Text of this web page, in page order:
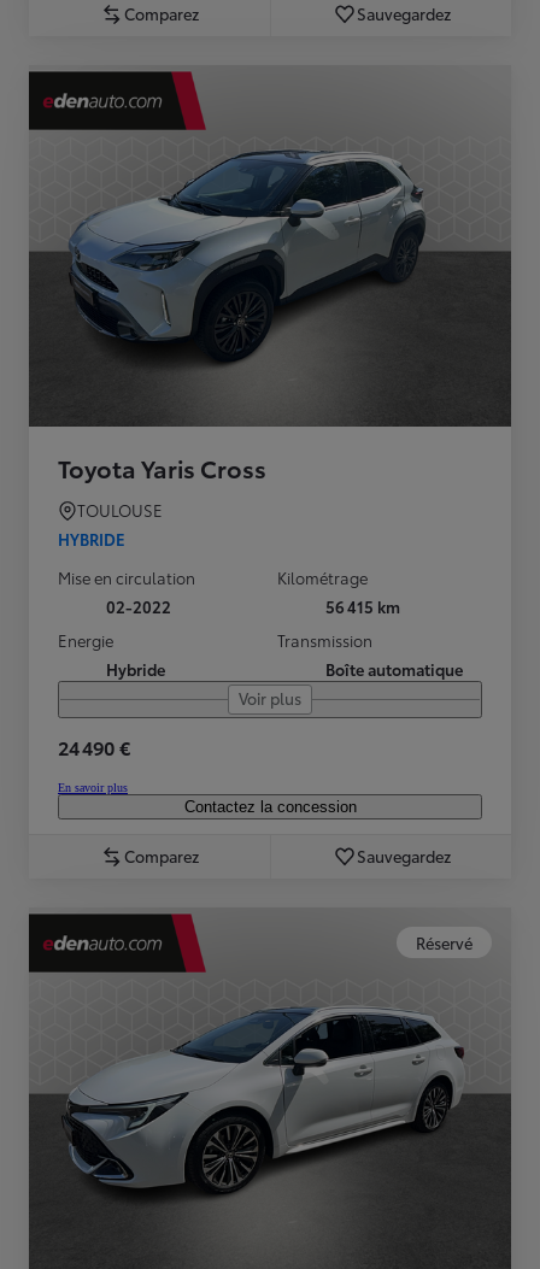
Comparez Sauvegardez
Toyota Yaris Cross
TOULOUSE
HYBRIDE
Mise en circulation
02-2022
Kilométrage
56 415 km
Energie
Hybride
Transmission
Boîte automatique
Voir plus
24 490 €
En savoir plus
Contactez la concession
Comparez Sauvegardez
Réservé